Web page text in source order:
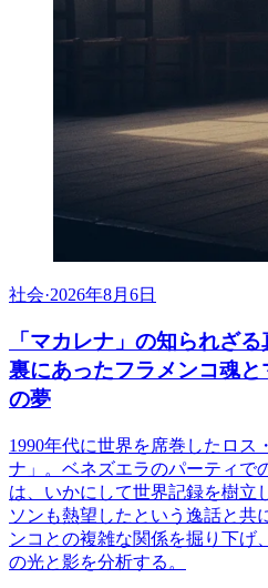
社会·2026年8月6日
「マカレナ」の知られざ
裏にあったフラメンコ魂
の夢
1990年代に世界を席巻したロス
ナ」。ベネズエラのパーティで
は、いかにして世界記録を樹立
ソンも熱望したという逸話と共
ンコとの複雑な関係を掘り下げ
の光と影を分析する。